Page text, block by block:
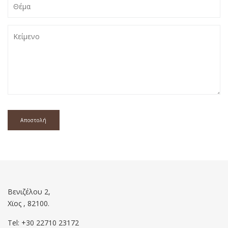
Κείμενο
Βενιζέλου 2,
Χϊος , 82100.
Tel: +30 22710 23172